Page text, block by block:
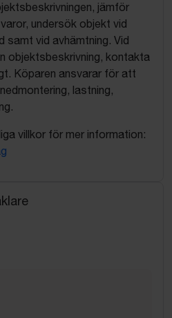
jämför
undersök objekt vid
samt vid avhämtning. Vid
objektsbeskrivning, kontakta
Köparen ansvarar för att
lastning,
villkor för mer information: